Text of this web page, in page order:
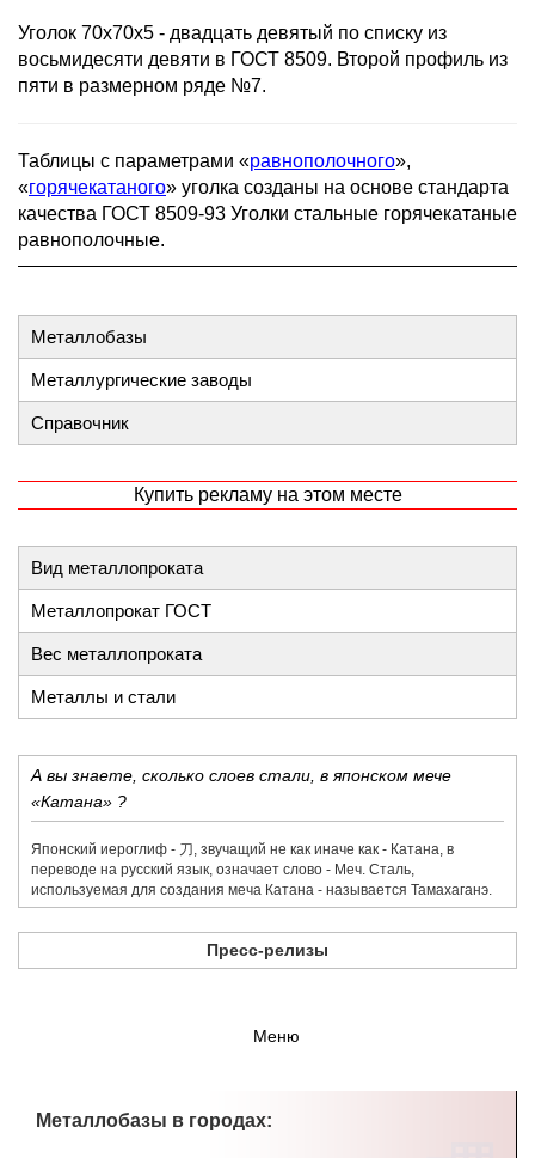
Уголок 70х70х5 - двадцать девятый по списку из
восьмидесяти девяти в ГОСТ 8509. Второй профиль из
пяти в размерном ряде №7.
Таблицы с параметрами «равнополочного»,
«горячекатаного» уголка созданы на основе стандарта
качества ГОСТ 8509-93 Уголки стальные горячекатаные
равнополочные.
Металлобазы
Металлургические заводы
Справочник
Купить рекламу на этом месте
Вид металлопроката
Металлопрокат ГОСТ
Вес металлопроката
Металлы и стали
А вы знаете, сколько слоев стали, в японском мече
«Катана» ?
Японский иероглиф - 刀,​ звучащий не как иначе как - Катана, в
переводе на русский язык, означает слово - Меч. Сталь,
используемая для создания меча Катана - называется Тамахаганэ.
Пресс-релизы
Меню
Металлобазы в городах: